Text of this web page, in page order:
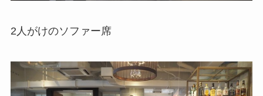
2人がけのソファー席